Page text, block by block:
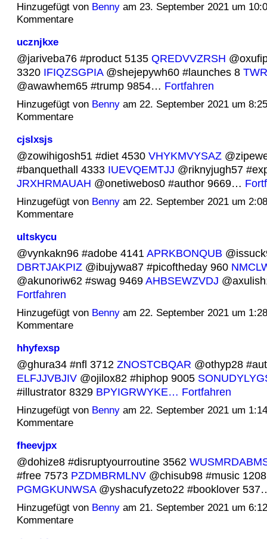
Hinzugefügt von Bennyam 23. September 2021 um
Kommentare
ucznjkxe
@jariveba76 #product 5135 QREDVVZRSH
3320 IFIQZSGPIA@shejepywh60 #launches 8
@awawhem65 #trump 9854… Fortfahren
Hinzugefügt von Bennyam 22. September 2021 um
Kommentare
cjslxsjs
@zowihigosh51 #diet 4530 VHYKMVYSAZ
#banquethall 4333 IUEVQEMTJJ @riknyjugh57
JRXHRMAUAH @onetiwebos0 #author 9669…
Hinzugefügt von Bennyam 22. September 2021 um
Kommentare
ultskycu
@vynkakn96 #adobe 4141 APRKBONQUB
DBRTJAKPIZ@ibujywa87 #picoftheday 960
@akunoriw62 #swag 9469AHBSEWZVDJ
Fortfahren
Hinzugefügt von Bennyam 22. September 2021 um
Kommentare
hhyfexsp
@ghura34 #nfl 3712 ZNOSTCBQAR @othyp28
ELFJJVBJIV@ojilox82 #hiphop 9005
#illustrator 8329 BPYIGRWYKE… Fortfahren
Hinzugefügt von Bennyam 22. September 2021 um
Kommentare
fheevjpx
@dohize8 #disruptyourroutine 3562
#free 7573 PZDMBRMLNV@chisub98 #music 1208
PGMGKUNWSA@yshacufyzeto22 #booklover
Hinzugefügt von Bennyam 21. September 2021 um
Kommentare